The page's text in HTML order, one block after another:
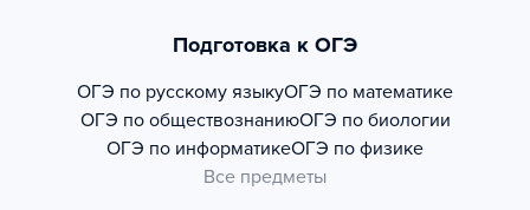
Подготовка к ОГЭ
ОГЭ по русскому языкуОГЭ по математике
ОГЭ по обществознаниюОГЭ по биологии
ОГЭ по информатикеОГЭ по физике
Все предметы